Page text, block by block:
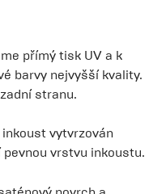
přímý tisk UV a k
barvy nejvyšší kvality.
stranu.
vytvrzován
vrstvu inkoustu.